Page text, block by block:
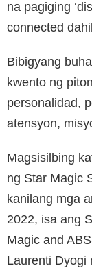
na pagiging
connected
Bibigyang
kwento ng
personalidad,
atensyon,
Magsisilbing
ng Star Magic
kanilang mga
2022, isa ang
Magic and
Laurenti Dyogi